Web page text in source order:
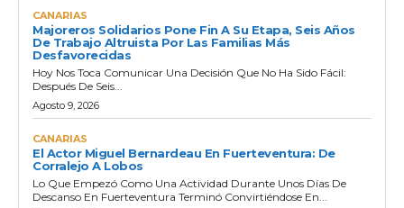
CANARIAS
Majoreros Solidarios Pone Fin A Su Etapa, Seis Años
De Trabajo Altruista Por Las Familias Más
Desfavorecidas
Hoy Nos Toca Comunicar Una Decisión Que No Ha Sido Fácil:
Después De Seis...
Agosto 9, 2026
CANARIAS
El Actor Miguel Bernardeau En Fuerteventura: De
Corralejo A Lobos
Lo Que Empezó Como Una Actividad Durante Unos Días De
Descanso En Fuerteventura Terminó Convirtiéndose En...